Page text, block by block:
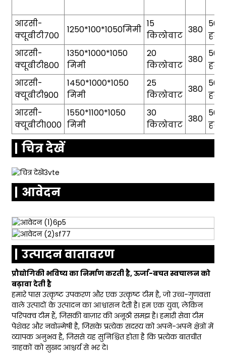
आरसी-
क्यूबीटी700
1250*100*1050मिमी
15
किलोवाट
380
50/
हर्ट्ज
आरसी-
क्यूबीटी800
1350*1000*1050
मिमी
20
किलोवाट
380
50/
हर्ट्ज
आरसी-
क्यूबीटी900
1450*1000*1050
मिमी
25
किलोवाट
380
50/
हर्ट्ज
आरसी-
क्यूबीटी1000
1550*1100*1050
मिमी
30
किलोवाट
380
50/
हर्ट्ज
चित्र देखें
आवेदन
उत्पादन वातावरण
प्रौद्योगिकी भविष्य का निर्माण करती है, ऊर्जा-बचत स्वचालन को
बढ़ावा देती है
हमारे पास उत्कृष्ट उपकरण और एक उत्कृष्ट टीम है, जो उच्च-गुणवत्ता
वाले उत्पादों के उत्पादन का आश्वासन देती है। हम एक युवा, लेकिन
परिपक्व टीम हैं, जिसकी बाज़ार की अनूठी समझ है। हमारी सेवा टीम
पेशेवर और नवोन्मेषी है, जिसके प्रत्येक सदस्य को अपने-अपने क्षेत्रों में
व्यापक अनुभव है, जिससे यह सुनिश्चित होता है कि प्रत्येक बातचीत
ग्राहकों को सुखद आश्चर्य से भर दे।